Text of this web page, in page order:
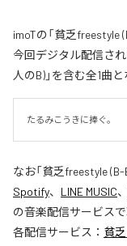
imoTの「貧乏freestyle
今回デジタル配信され
人のB)」を含む全1曲と
たるみこうきに捧ぐ。
なお「貧乏freestyle (B-
Spotify、 LINE MUSIC、
の音楽配信サービス
各配信サービス： 貧